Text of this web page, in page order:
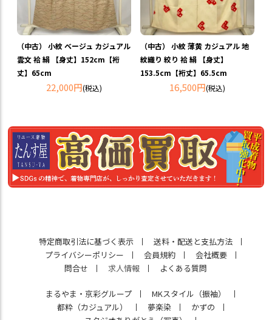
（中古） 小紋 ベージュ カジュアル
雲文 袷 絹 【身丈】152cm【裄
丈】65cm
22,000円(税込)
（中古） 小紋 薄黄 カジュアル 地
紋織り 絞り 袷 絹 【身丈】
153.5cm【裄丈】65.5cm
16,500円(税込)
特定商取引法に基づく表示
送料・配送と支払方法
プライバシーポリシー
会員規約
会社概要
問合せ
求人情報 よくある質問
まるやま・京彩グループ
MKスタイル（振袖）
都粋（カジュアル）
夢楽染
かずの